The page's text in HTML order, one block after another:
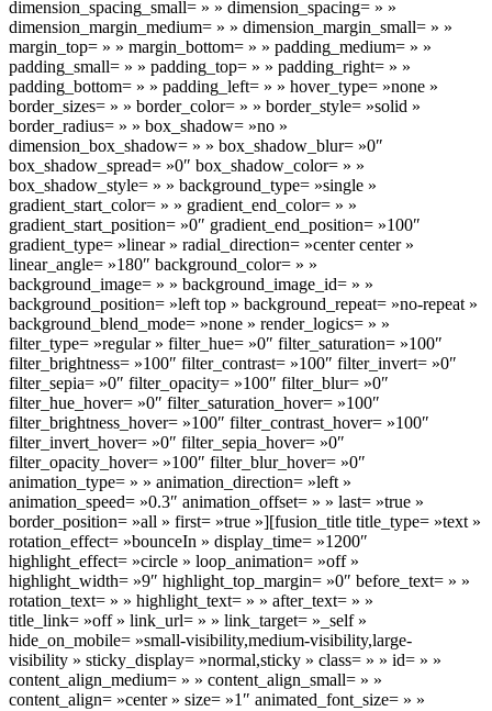
dimension_spacing_small= » » dimension_spacing= » »
dimension_margin_medium= » » dimension_margin_small= » »
margin_top= » » margin_bottom= » » padding_medium= » »
padding_small= » » padding_top= » » padding_right= » »
padding_bottom= » » padding_left= » » hover_type= »none »
border_sizes= » » border_color= » » border_style= »solid »
border_radius= » » box_shadow= »no »
dimension_box_shadow= » » box_shadow_blur= »0″
box_shadow_spread= »0″ box_shadow_color= » »
box_shadow_style= » » background_type= »single »
gradient_start_color= » » gradient_end_color= » »
gradient_start_position= »0″ gradient_end_position= »100″
gradient_type= »linear » radial_direction= »center center »
linear_angle= »180″ background_color= » »
background_image= » » background_image_id= » »
background_position= »left top » background_repeat= »no-repeat »
background_blend_mode= »none » render_logics= » »
filter_type= »regular » filter_hue= »0″ filter_saturation= »100″
filter_brightness= »100″ filter_contrast= »100″ filter_invert= »0″
filter_sepia= »0″ filter_opacity= »100″ filter_blur= »0″
filter_hue_hover= »0″ filter_saturation_hover= »100″
filter_brightness_hover= »100″ filter_contrast_hover= »100″
filter_invert_hover= »0″ filter_sepia_hover= »0″
filter_opacity_hover= »100″ filter_blur_hover= »0″
animation_type= » » animation_direction= »left »
animation_speed= »0.3″ animation_offset= » » last= »true »
border_position= »all » first= »true »][fusion_title title_type= »text »
rotation_effect= »bounceIn » display_time= »1200″
highlight_effect= »circle » loop_animation= »off »
highlight_width= »9″ highlight_top_margin= »0″ before_text= » »
rotation_text= » » highlight_text= » » after_text= » »
title_link= »off » link_url= » » link_target= »_self »
hide_on_mobile= »small-visibility,medium-visibility,large-
visibility » sticky_display= »normal,sticky » class= » » id= » »
content_align_medium= » » content_align_small= » »
content_align= »center » size= »1″ animated_font_size= » »